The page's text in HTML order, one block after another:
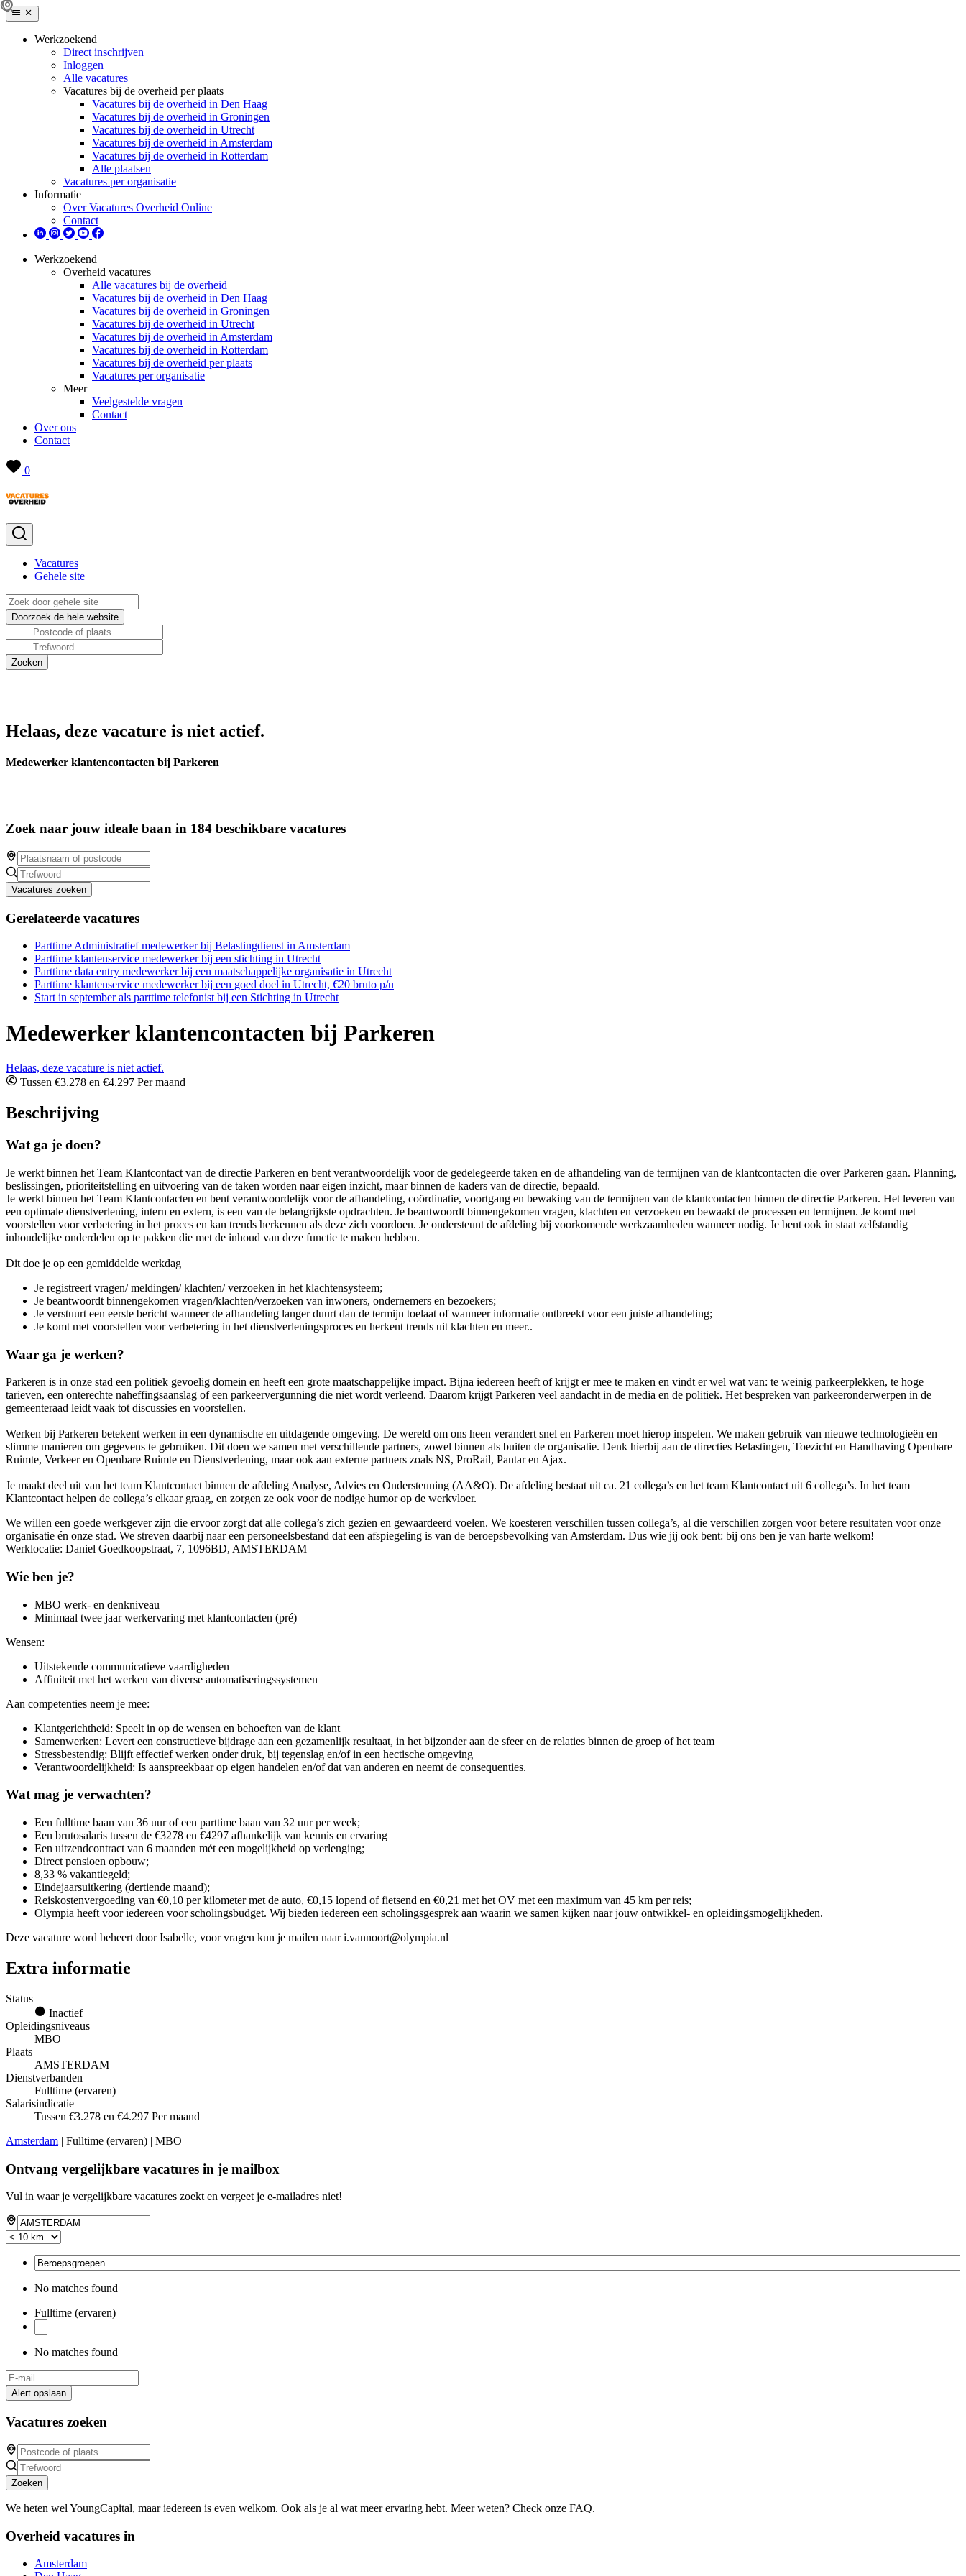
Werkzoekend
Direct inschrijven
Inloggen
Alle vacatures
Vacatures bij de overheid per plaats
Vacatures bij de overheid in Den Haag
Vacatures bij de overheid in Groningen
Vacatures bij de overheid in Utrecht
Vacatures bij de overheid in Amsterdam
Vacatures bij de overheid in Rotterdam
Alle plaatsen
Vacatures per organisatie
Informatie
Over Vacatures Overheid Online
Contact
Werkzoekend
Overheid vacatures
Alle vacatures bij de overheid
Vacatures bij de overheid in Den Haag
Vacatures bij de overheid in Groningen
Vacatures bij de overheid in Utrecht
Vacatures bij de overheid in Amsterdam
Vacatures bij de overheid in Rotterdam
Vacatures bij de overheid per plaats
Vacatures per organisatie
Meer
Veelgestelde vragen
Contact
Over ons
Contact
0
Vacatures
Gehele site
Helaas, deze vacature is niet actief.
Medewerker klantencontacten bij Parkeren
Zoek naar jouw ideale baan in 184 beschikbare vacatures
Vacatures zoeken
Gerelateerde vacatures
Parttime Administratief medewerker bij Belastingdienst in Amsterdam
Parttime klantenservice medewerker bij een stichting in Utrecht
Parttime data entry medewerker bij een maatschappelijke organisatie in Utrecht
Parttime klantenservice medewerker bij een goed doel in Utrecht, €20 bruto p/u
Start in september als parttime telefonist bij een Stichting in Utrecht
Medewerker klantencontacten bij Parkeren
Helaas, deze vacature is niet actief.
Tussen €3.278 en €4.297 Per maand
Beschrijving
Wat ga je doen?
Je werkt binnen het Team Klantcontact van de directie Parkeren en bent verantwoordelijk voor de gedelegeerde taken en de afhandeling van de termijnen van de klantcontacten die over Parkeren gaan. Planning,
beslissingen, prioriteitstelling en uitvoering van de taken worden naar eigen inzicht, maar binnen de kaders van de directie, bepaald.
Je werkt binnen het Team Klantcontacten en bent verantwoordelijk voor de afhandeling, coördinatie, voortgang en bewaking van de termijnen van de klantcontacten binnen de directie Parkeren. Het leveren van
een optimale dienstverlening, intern en extern, is een van de belangrijkste opdrachten. Je beantwoordt binnengekomen vragen, klachten en verzoeken en bewaakt de processen en termijnen. Je komt met
voorstellen voor verbetering in het proces en kan trends herkennen als deze zich voordoen. Je ondersteunt de afdeling bij voorkomende werkzaamheden wanneer nodig. Je bent ook in staat zelfstandig
inhoudelijke onderdelen op te pakken die met de inhoud van deze functie te maken hebben.
Dit doe je op een gemiddelde werkdag
Je registreert vragen/ meldingen/ klachten/ verzoeken in het klachtensysteem;
Je beantwoordt binnengekomen vragen/klachten/verzoeken van inwoners, ondernemers en bezoekers;
Je verstuurt een eerste bericht wanneer de afhandeling langer duurt dan de termijn toelaat of wanneer informatie ontbreekt voor een juiste afhandeling;
Je komt met voorstellen voor verbetering in het dienstverleningsproces en herkent trends uit klachten en meer..
Waar ga je werken?
Parkeren is in onze stad een politiek gevoelig domein en heeft een grote maatschappelijke impact. Bijna iedereen heeft of krijgt er mee te maken en vindt er wel wat van: te weinig parkeerplekken, te hoge
tarieven, een onterechte naheffingsaanslag of een parkeervergunning die niet wordt verleend. Daarom krijgt Parkeren veel aandacht in de media en de politiek. Het bespreken van parkeeronderwerpen in de
gemeenteraad leidt vaak tot discussies en voorstellen.
Werken bij Parkeren betekent werken in een dynamische en uitdagende omgeving. De wereld om ons heen verandert snel en Parkeren moet hierop inspelen. We maken gebruik van nieuwe technologieën en
slimme manieren om gegevens te gebruiken. Dit doen we samen met verschillende partners, zowel binnen als buiten de organisatie. Denk hierbij aan de directies Belastingen, Toezicht en Handhaving Openbare
Ruimte, Verkeer en Openbare Ruimte en Dienstverlening, maar ook aan externe partners zoals NS, ProRail, Pantar en Ajax.
Je maakt deel uit van het team Klantcontact binnen de afdeling Analyse, Advies en Ondersteuning (AA&O). De afdeling bestaat uit ca. 21 collega’s en het team Klantcontact uit 6 collega’s. In het team
Klantcontact helpen de collega’s elkaar graag, en zorgen ze ook voor de nodige humor op de werkvloer.
We willen een goede werkgever zijn die ervoor zorgt dat alle collega’s zich gezien en gewaardeerd voelen. We koesteren verschillen tussen collega’s, al die verschillen zorgen voor betere resultaten voor onze
organisatie én onze stad. We streven daarbij naar een personeelsbestand dat een afspiegeling is van de beroepsbevolking van Amsterdam. Dus wie jij ook bent: bij ons ben je van harte welkom!
Werklocatie: Daniel Goedkoopstraat, 7, 1096BD, AMSTERDAM
Wie ben je?
MBO werk- en denkniveau
Minimaal twee jaar werkervaring met klantcontacten (pré)
Wensen:
Uitstekende communicatieve vaardigheden
Affiniteit met het werken van diverse automatiseringssystemen
Aan competenties neem je mee:
Klantgerichtheid: Speelt in op de wensen en behoeften van de klant
Samenwerken: Levert een constructieve bijdrage aan een gezamenlijk resultaat, in het bijzonder aan de sfeer en de relaties binnen de groep of het team
Stressbestendig: Blijft effectief werken onder druk, bij tegenslag en/of in een hectische omgeving
Verantwoordelijkheid: Is aanspreekbaar op eigen handelen en/of dat van anderen en neemt de consequenties.
Wat mag je verwachten?
Een fulltime baan van 36 uur of een parttime baan van 32 uur per week;
Een brutosalaris tussen de €3278 en €4297 afhankelijk van kennis en ervaring
Een uitzendcontract van 6 maanden mét een mogelijkheid op verlenging;
Direct pensioen opbouw;
8,33 % vakantiegeld;
Eindejaarsuitkering (dertiende maand);
Reiskostenvergoeding van €0,10 per kilometer met de auto, €0,15 lopend of fietsend en €0,21 met het OV met een maximum van 45 km per reis;
Olympia heeft voor iedereen voor scholingsbudget. Wij bieden iedereen een scholingsgesprek aan waarin we samen kijken naar jouw ontwikkel- en opleidingsmogelijkheden.
Deze vacature word beheert door Isabelle, voor vragen kun je mailen naar i.vannoort@olympia.nl
Extra informatie
Status
Inactief
Opleidingsniveaus
MBO
Plaats
AMSTERDAM
Dienstverbanden
Fulltime (ervaren)
Salarisindicatie
Tussen €3.278 en €4.297 Per maand
Amsterdam | Fulltime (ervaren) | MBO
Ontvang vergelijkbare vacatures in je mailbox
Vul in waar je vergelijkbare vacatures zoekt en vergeet je e-mailadres niet!
No matches found
Fulltime (ervaren)
No matches found
Alert opslaan
Vacatures zoeken
Zoeken
We heten wel YoungCapital, maar iedereen is even welkom. Ook als je al wat meer ervaring hebt. Meer weten? Check onze FAQ.
Overheid vacatures in
Amsterdam